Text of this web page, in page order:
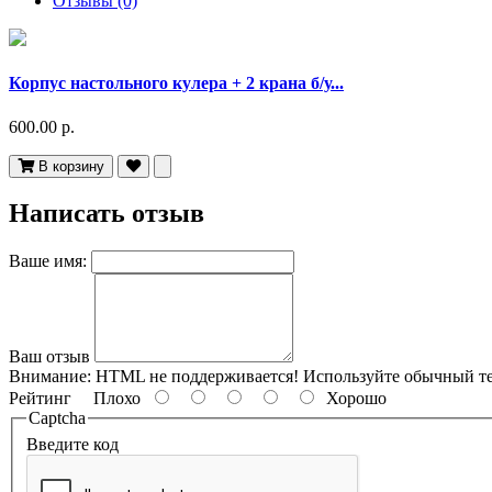
Корпус настольного кулера + 2 крана б/у...
600.00 р.
В корзину
Написать отзыв
Ваше имя:
Ваш отзыв
Внимание: HTML не поддерживается! Используйте обычный
Рейтинг Плохо
Хорошо
Captcha
Введите код